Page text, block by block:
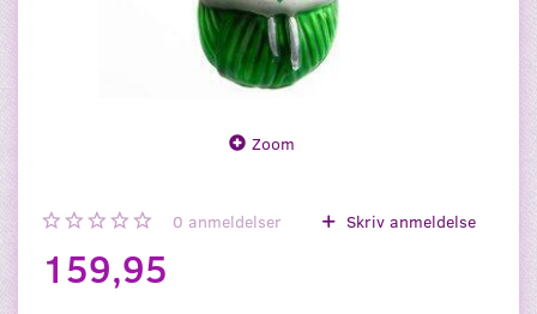
Zoom
0 anmeldelser Skriv anmeldelse
159,95